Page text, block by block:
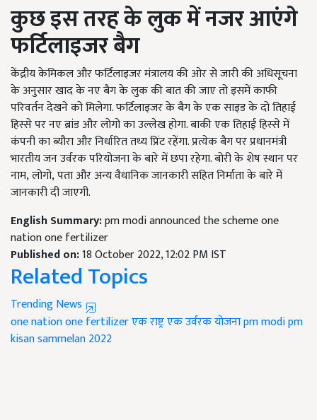
कुछ इस तरह के लुक में नजर आएंगे
फर्टिलाइजर बैग
केंद्रीय केमिकल और फर्टिलाइजर मंत्रालय की ओर से जारी की अधिसूचना
के अनुसार खाद के नए बैग के लुक की बात की जाए तो इसमें काफी
परिवर्तन देखने को मिलेगा. फर्टिलाइजर के बैग के एक साइड के दो तिहाई
हिस्से पर नए ब्रांड और लोगो का उल्लेख होगा. बाकी एक तिहाई हिस्से में
कंपनी का ब्यौरा और निर्धारित तथ्य प्रिंट रहेंगा. प्रत्येक बैग पर प्रधानमंत्री
भारतीय जन उर्वरक परियोजना के बारे में छपा रहेगा. बोरी के शेष स्थान पर
नाम,लोगो,पता और अन्य वैधानिक जानकारी सहित निर्माता के बारे में
जानकारी दी जाएगी.
English Summary:pm modi announced the scheme one
nation one fertilizer
Published on:18 October 2022, 12:02 PM IST
Related Topics
Trending News
one nation one fertilizerएक राष्ट्र एक उर्वरक योजनाpm modipm
kisan sammelan 2022